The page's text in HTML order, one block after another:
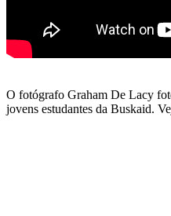
O fotógrafo Graham De Lacy
jovens estudantes da Buskaid.